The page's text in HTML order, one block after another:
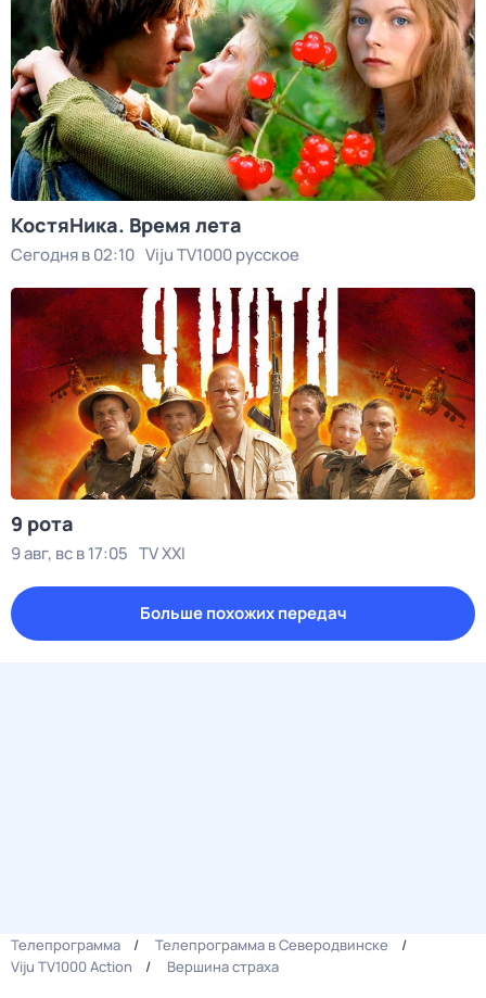
КостяНика. Время лета
Сегодня в 02:10 Viju TV1000 русское
9 рота
9 авг, вс в 17:05 TV XXI
Больше похожих передач
Телепрограмма
Телепрограмма в Северодвинске
Viju TV1000 Action
Вершина страха